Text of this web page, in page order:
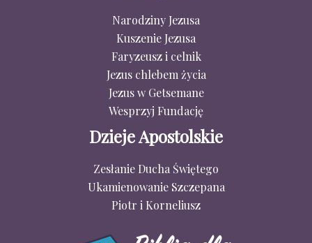
Narodziny Jezusa
Kuszenie Jezusa
Faryzeusz i celnik
Jezus chlebem życia
Jezus w Getsemane
Wesprzyj Fundację
Dzieje Apostolskie
Zesłanie Ducha Świętego
Ukamienowanie Szczepana
Piotr i Korneliusz